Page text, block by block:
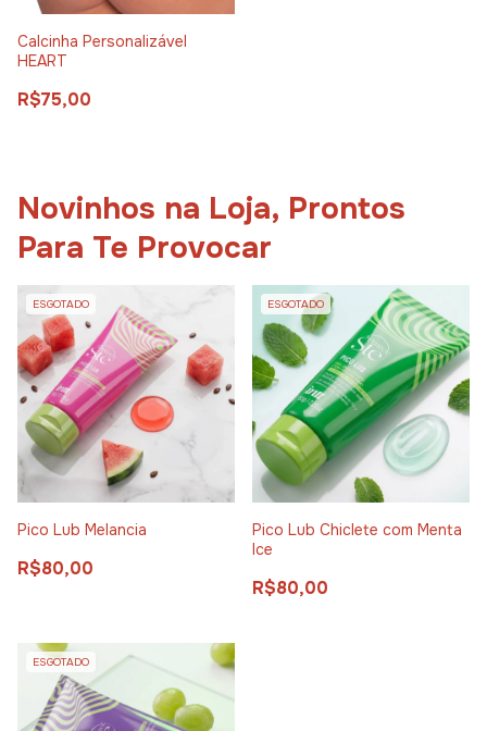
Calcinha Personalizável
HEART
R$75,00
Novinhos na Loja, Prontos
Para Te Provocar
ESGOTADO
Pico Lub Melancia
R$80,00
ESGOTADO
Pico Lub Chiclete com Menta
Ice
R$80,00
ESGOTADO